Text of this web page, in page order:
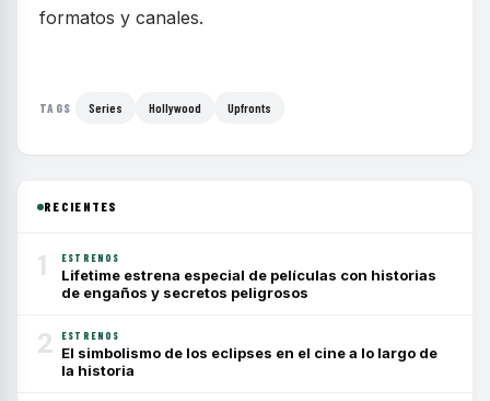
formatos y canales.
TAGS Series Hollywood Upfronts
RECIENTES
1 ESTRENOS
Lifetime estrena especial de películas con historias
de engaños y secretos peligrosos
2 ESTRENOS
El simbolismo de los eclipses en el cine a lo largo de
la historia